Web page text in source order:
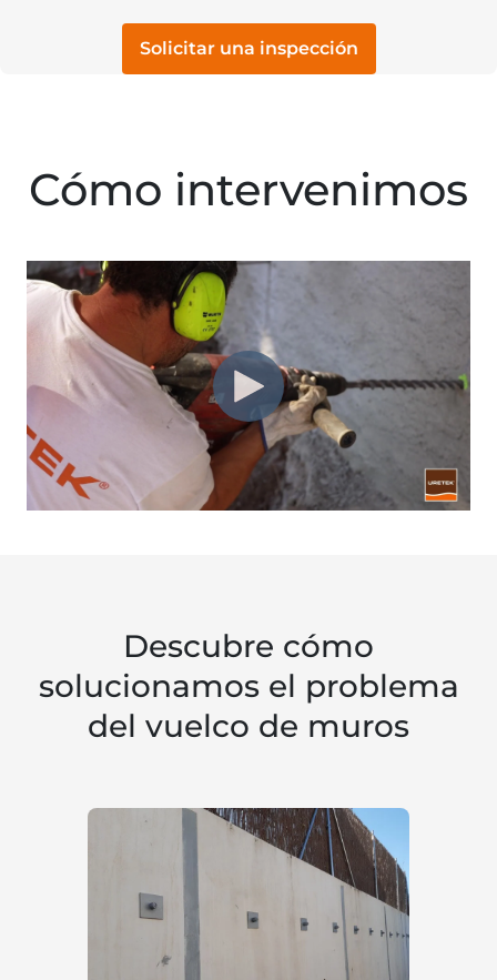
Solicitar una inspección
Cómo intervenimos
Descubre cómo
solucionamos el problema
del vuelco de muros